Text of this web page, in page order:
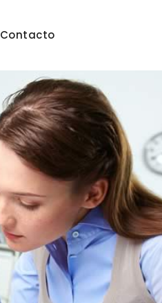
Contacto